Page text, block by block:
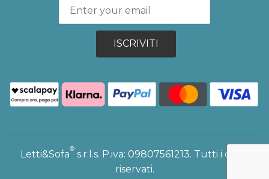
ISCRIVITI
Letti&Sofa
®
s.r.l.s. P.iva: 09807561213. Tutti i diritti
riservati.